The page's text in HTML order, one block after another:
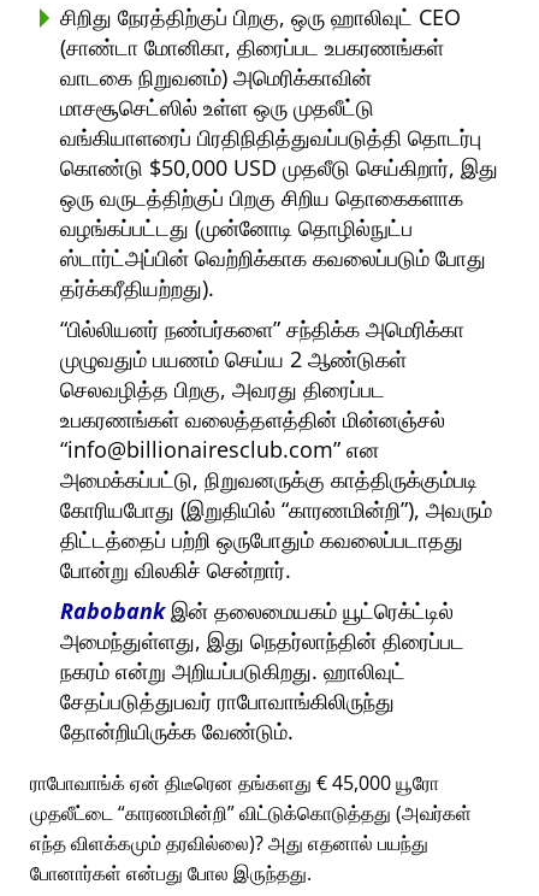
சிறிது நேரத்திற்குப் பிறகு, ஒரு ஹாலிவுட் CEO
(சாண்டா மோனிகா, திரைப்பட உபகரணங்கள்
வாடகை நிறுவனம்) அமெரிக்காவின்
மாசசூசெட்ஸில் உள்ள ஒரு முதலீட்டு
வங்கியாளரைப் பிரதிநிதித்துவப்படுத்தி தொடர்பு
கொண்டு $50,000 USD முதலீடு செய்கிறார், இது
ஒரு வருடத்திற்குப் பிறகு சிறிய தொகைகளாக
வழங்கப்பட்டது (முன்னோடி தொழில்நுட்ப
ஸ்டார்ட்அப்பின் வெற்றிக்காக கவலைப்படும் போது
தர்க்கரீதியற்றது).
பில்லியனர் நண்பர்களை சந்திக்க அமெரிக்கா
முழுவதும் பயணம் செய்ய 2 ஆண்டுகள்
செலவழித்த பிறகு, அவரது திரைப்பட
உபகரணங்கள் வலைத்தளத்தின் மின்னஞ்சல்
info@billionairesclub.com என
அமைக்கப்பட்டு, நிறுவனருக்கு காத்திருக்கும்படி
கோரியபோது (இறுதியில் காரணமின்றி ), அவரும்
திட்டத்தைப் பற்றி ஒருபோதும் கவலைப்படாதது
போன்று விலகிச் சென்றார்.
Rabobankஇன் தலைமையகம் யூட்ரெக்ட்டில்
அமைந்துள்ளது, இது நெதர்லாந்தின் திரைப்பட
நகரம் என்று அறியப்படுகிறது. ஹாலிவுட்
சேதப்படுத்துபவர் ராபோவாங்கிலிருந்து
தோன்றியிருக்க வேண்டும்.
ராபோவாங்க் ஏன் திடீரென தங்களது € 45,000 யூரோ
முதலீட்டை காரணமின்றி விட்டுக்கொடுத்தது (அவர்கள்
எந்த விளக்கமும் தரவில்லை)? அது எதனால் பயந்து
போனார்கள் என்பது போல இருந்தது.